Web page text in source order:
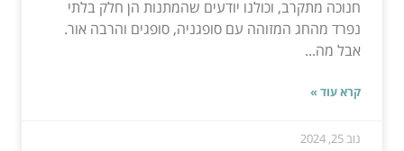
חנוכה מתקרב, וכולנו יודעים שהמתנות הן חלק בלתי
נפרד מהחג המזוהה עם סופגניה, סופגים והרבה אור.
אבל מה...
קרא עוד »
נוב 25, 2024